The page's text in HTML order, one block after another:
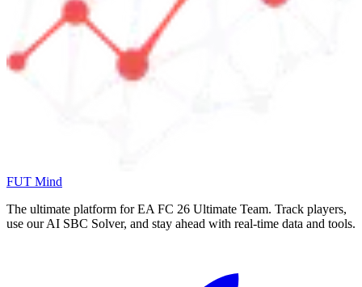
FUT Mind
The ultimate platform for EA FC 26 Ultimate Team. Track players,
use our AI SBC Solver, and stay ahead with real-time data and tools.